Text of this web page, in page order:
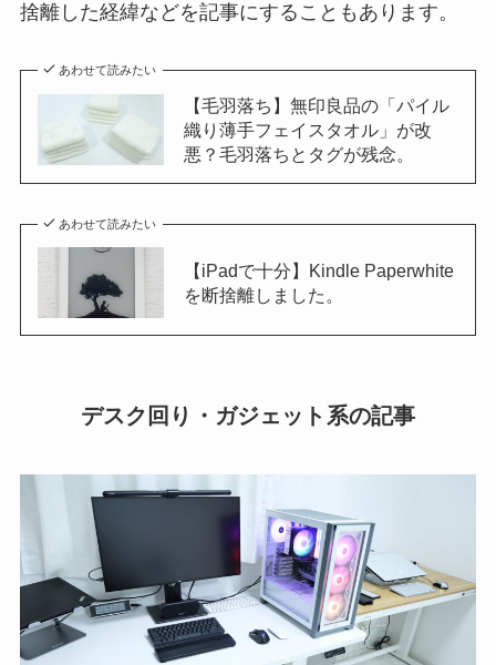
捨離した経緯などを記事にすることもあります。
あわせて読みたい
【毛羽落ち】無印良品の「パイル
織り薄手フェイスタオル」が改
悪？毛羽落ちとタグが残念。
あわせて読みたい
【iPadで十分】Kindle Paperwhite
を断捨離しました。
デスク回り・ガジェット系の記事